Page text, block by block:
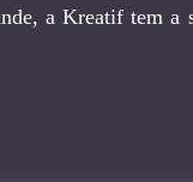
a Kreatif tem a